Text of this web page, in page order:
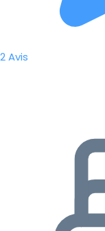
2 Avis